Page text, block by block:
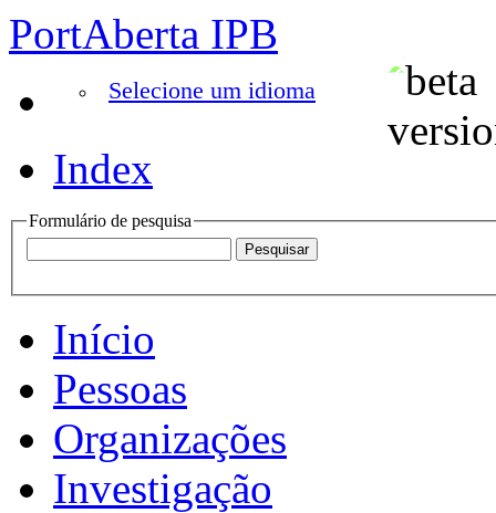
PortAberta IPB
Selecione um idioma
Index
Formulário de pesquisa
Início
Pessoas
Organizações
Investigação